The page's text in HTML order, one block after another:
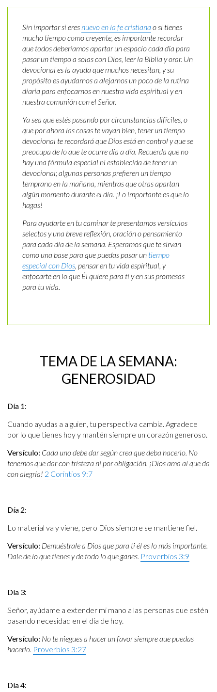
Sin importar si eres nuevo en la fe cristiana o si tienes
mucho tiempo como creyente, es importante recordar
que todos deberíamos apartar un espacio cada día para
pasar un tiempo a solas con Dios, leer la Biblia y orar. Un
devocional es la ayuda que muchos necesitan, y su
propósito es ayudarnos a alejarnos un poco de la rutina
diaria para enfocarnos en nuestra vida espiritual y en
nuestra comunión con el Señor.
Ya sea que estés pasando por circunstancias difíciles, o
que por ahora las cosas te vayan bien, tener un tiempo
devocional te recordará que Dios está en control y que se
preocupa de lo que te ocurre día a día. Recuerda que no
hay una fórmula especial ni establecida de tener un
devocional; algunas personas prefieren un tiempo
temprano en la mañana, mientras que otras apartan
algún momento durante el día. ¡Lo importante es que lo
hagas!
Para ayudarte en tu caminar te presentamos versículos
selectos y una breve reflexión, oración o pensamiento
para cada día de la semana. Esperamos que te sirvan
como una base para que puedas pasar un tiempo
especial con Dios, pensar en tu vida espiritual, y
enfocarte en lo que Él quiere para ti y en sus promesas
para tu vida.
TEMA DE LA SEMANA:
GENEROSIDAD
Día 1:
Cuando ayudas a alguien, tu perspectiva cambia. Agradece
por lo que tienes hoy y mantén siempre un corazón generoso.
Versículo: Cada uno debe dar según crea que deba hacerlo. No
tenemos que dar con tristeza ni por obligación. ¡Dios ama al que da
con alegría! 2 Corintios 9:7
Día 2:
Lo material va y viene, pero Dios siempre se mantiene fiel.
Versículo: Demuéstrale a Dios que para ti él es lo más importante.
Dale de lo que tienes y de todo lo que ganes. Proverbios 3:9
Día 3:
Señor, ayúdame a extender mi mano a las personas que estén
pasando necesidad en el día de hoy.
Versículo: No te niegues a hacer un favor siempre que puedas
hacerlo. Proverbios 3:27
Día 4: